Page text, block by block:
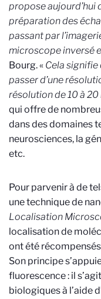
propose aujourd’hui
préparation des
passant par
microscope inversé
Bourg. « Cela
passer d’une
résolution de 10 à 20
qui offre de
dans des domaines
neurosciences, la
etc.
Pour parvenir à de
une technique de
Localisation
localisation de
ont été
Son principe
fluorescence : il
biologiques à l’aide